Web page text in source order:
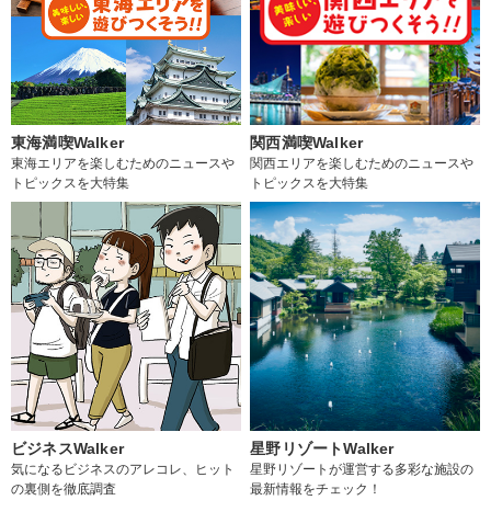
東海満喫Walker
東海エリアを楽しむためのニュースや
トピックスを大特集
関西満喫Walker
関西エリアを楽しむためのニュースや
トピックスを大特集
ビジネスWalker
気になるビジネスのアレコレ、ヒット
の裏側を徹底調査
星野リゾートWalker
星野リゾートが運営する多彩な施設の
最新情報をチェック！